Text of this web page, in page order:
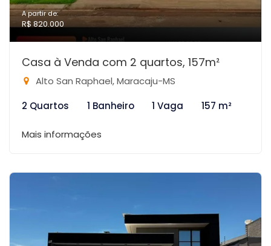
A partir de:
R$ 820.000
Casa à Venda com 2 quartos, 157m²
Alto San Raphael, Maracaju-MS
2 Quartos
1 Banheiro 1 Vaga 157 m²
Mais informações